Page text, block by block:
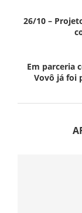
26/10 –
Em parceria
Vovô já foi